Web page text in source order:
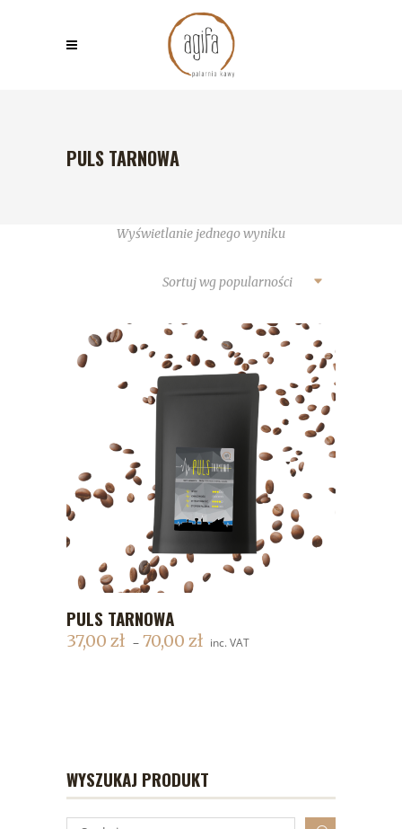
PULS TARNOWA
Wyświetlanie jednego wyniku
Sortuj wg popularności
DODAJ DO KOSZYKA
PULS TARNOWA
37,00 zł – 70,00 zł inc. VAT
WYSZUKAJ PRODUKT